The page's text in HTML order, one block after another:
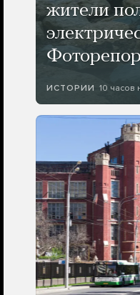
жители
ИСТОРИИ 10 часов